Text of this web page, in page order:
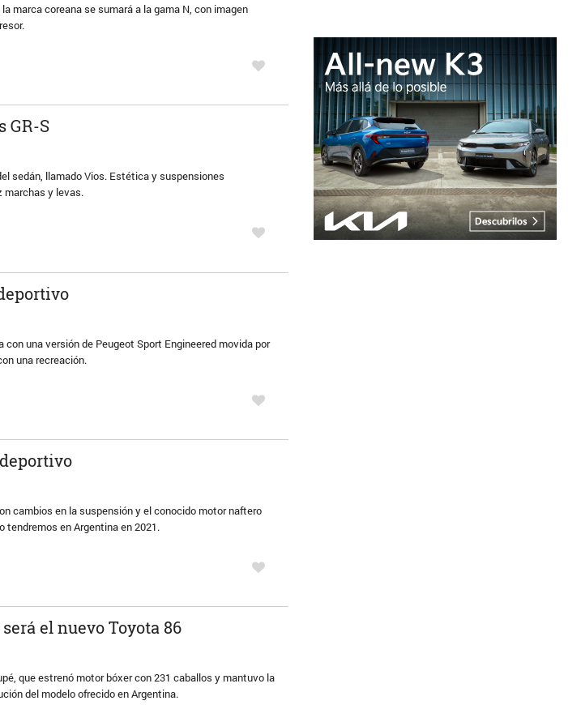
marca coreana se sumará a la gama N, con imagen
GR-S
sedán, llamado Vios. Estética y suspensiones
marchas y levas.
una versión de Peugeot Sport Engineered movida por
una recreación.
cambios en la suspensión y el conocido motor naftero
tendremos en Argentina en 2021.
el nuevo Toyota 86
que estrenó motor bóxer con 231 caballos y mantuvo la
del modelo ofrecido en Argentina.